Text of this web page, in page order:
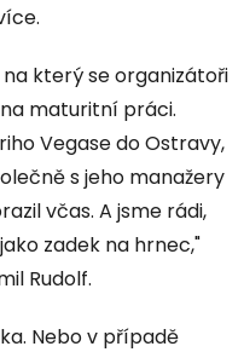
který se organizátoři
maturitní práci.
Vegase do Ostravy,
s jeho manažery
včas. A jsme rádi,
zadek na hrnec,"
Rudolf.
Nebo v případě